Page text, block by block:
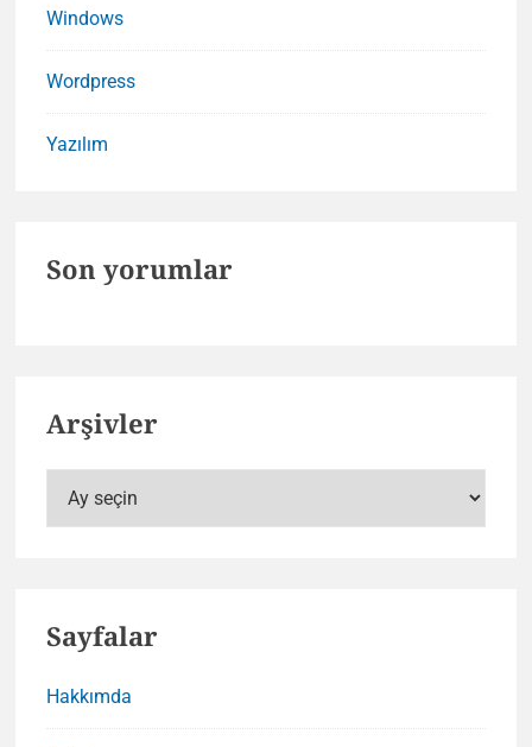
Windows
Wordpress
Yazılım
Son yorumlar
Arşivler
Sayfalar
Hakkımda